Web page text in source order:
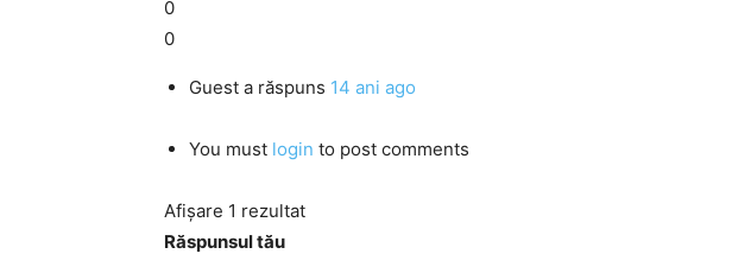
0
0
Guest a răspuns 14 ani ago
You must login to post comments
Afișare 1 rezultat
Răspunsul tău